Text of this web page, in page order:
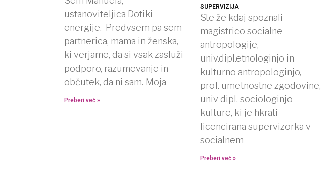
ustanoviteljica Dotiki
energije. Predvsem pa sem
partnerica, mama in ženska,
ki verjame, da si vsak zasluži
podporo, razumevanje in
občutek, da ni sam. Moja
Preberi več »
SUPERVIZIJA
Ste že kdaj spoznali
magistrico socialne
antropologije,
univ.dipl.etnologinjo in
kulturno antropologinjo,
prof. umetnostne zgodovine,
univ dipl. sociologinjo
kulture, ki je hkrati
licencirana supervizorka v
socialnem
Preberi več »